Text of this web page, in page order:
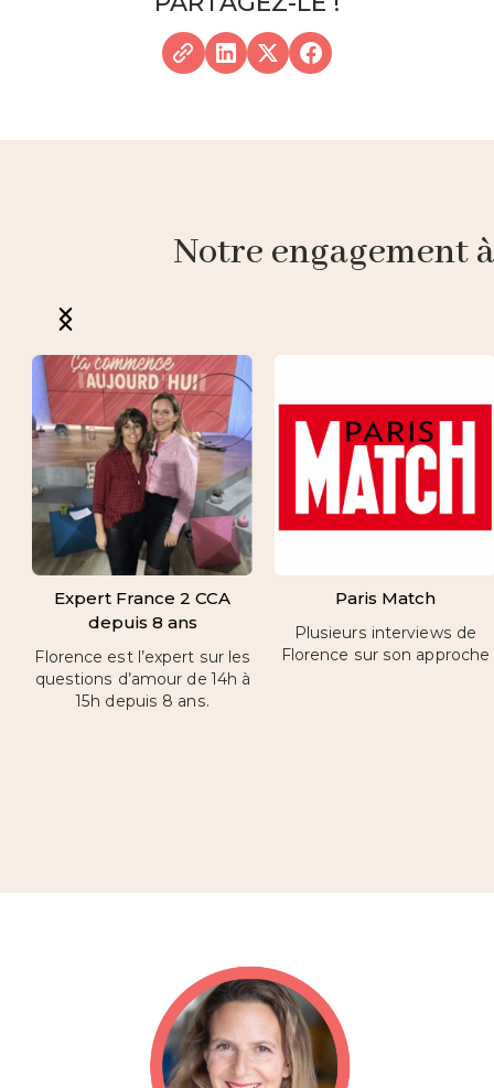
Notre engagement
Expert France 2 CCA
depuis 8 ans
Florence est l’expert sur les
questions d’amour de 14h à
15h depuis 8 ans.
Paris Match
Plusieurs interviews de
Florence sur son approche